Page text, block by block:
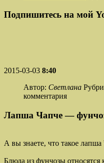
Подпишитесь на мой
2015-03-03 8:40
Автор: Светлана
комментария
Лапша Чапче —
А вы знаете, что такое
Блюда из фунчозы относятся